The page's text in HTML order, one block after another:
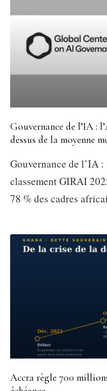
Gouvernance de l’IA :
dessus de la moyenne
Gouvernance de l’IA
classement GIRAI
78 % des cadres
Accra règle 700